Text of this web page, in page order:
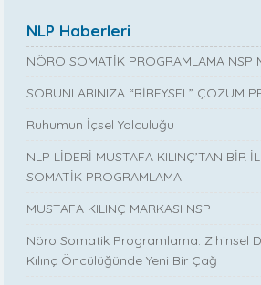
NLP Haberleri
NÖRO SOMATİK PROGRAMLAMA NSP
SORUNLARINIZA “BİREYSEL” ÇÖZÜM
Ruhumun İçsel Yolculuğu
NLP LİDERİ MUSTAFA KILINÇ’TAN BİR
SOMATİK PROGRAMLAMA
MUSTAFA KILINÇ MARKASI NSP
Nöro Somatik Programlama: Zihinsel
Kılınç Öncülüğünde Yeni Bir Çağ